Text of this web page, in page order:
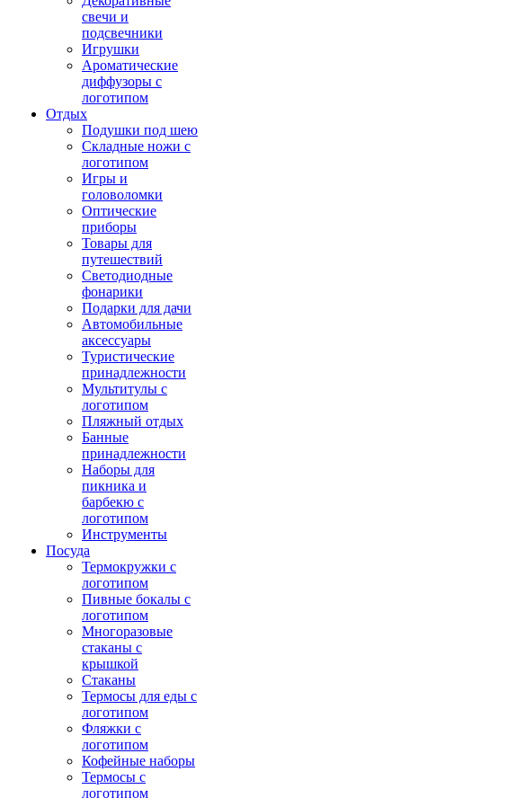
свечи и
подсвечники
Игрушки
Ароматические
диффузоры с
логотипом
Отдых
Подушки под шею
Складные ножи с
логотипом
Игры и
головоломки
Оптические
приборы
Товары для
путешествий
Светодиодные
фонарики
Подарки для дачи
Автомобильные
аксессуары
Туристические
принадлежности
Мультитулы с
логотипом
Пляжный отдых
Банные
принадлежности
Наборы для
пикника и
барбекю с
логотипом
Инструменты
Посуда
Термокружки с
логотипом
Пивные бокалы с
логотипом
Многоразовые
стаканы с
крышкой
Стаканы
Термосы для еды с
логотипом
Фляжки с
логотипом
Кофейные наборы
Термосы с
логотипом